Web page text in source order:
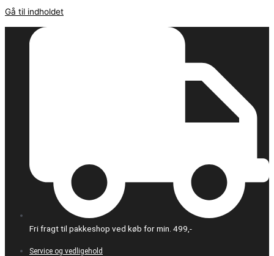
Gå til indholdet
Fri fragt til pakkeshop ved køb for min. 499,-
Service og vedligehold